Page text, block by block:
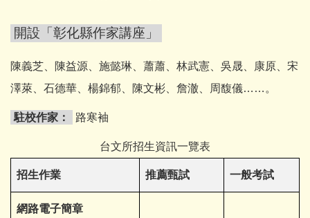
開設「彰化縣作家講座」
陳義芝、陳益源、施懿琳、蕭蕭、林武憲、吳晟、康原、宋
澤萊、石德華、楊錦郁、陳文彬、詹澈、周馥儀……。
駐校作家： 路寒袖
台文所招生資訊一覽表
招生作業 推薦甄試 一般考試
網路電子簡章